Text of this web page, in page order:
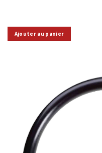
Ajouter au panier